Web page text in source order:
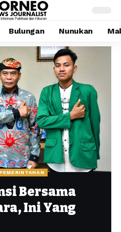
Bulungan Nunukan
PEMERINTAHAN
Bersama
Ini Yang